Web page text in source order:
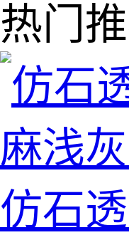
热门
仿石